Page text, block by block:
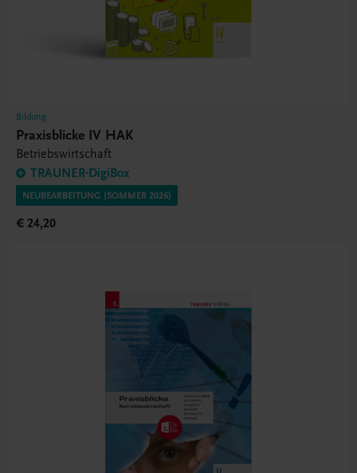
Bildung
Praxisblicke IV HAK
Betriebswirtschaft
TRAUNER-DigiBox
NEUBEARBEITUNG (SOMMER 2026)
€ 24,20